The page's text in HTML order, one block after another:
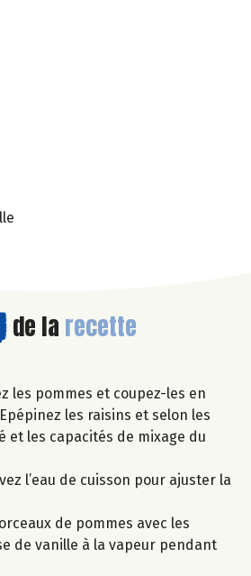
de la recette
les pommes et coupez-les en
les raisins et selon les
et les capacités de mixage du
l’eau de cuisson pour ajuster la
de pommes avec les
de vanille à la vapeur pendant